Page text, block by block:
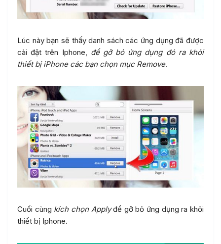
Lúc này bạn sẽ thấy danh sách các ứng dụng đã được
cài đặt trên Iphone, để gỡ bỏ ứng dụng đó ra khỏi
thiết bị iPhone các bạn chọn mục Remove.
Cuối cùng kích chọn Applyđể gỡ bỏ ứng dụng ra khỏi
thiết bị Iphone.